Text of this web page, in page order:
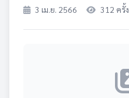
3 เม.ย. 2566 312 ครั้ง